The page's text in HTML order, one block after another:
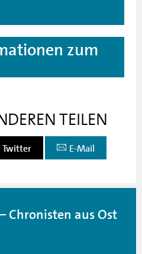
zum
TEILEN
Twitter E-Mail
Chronisten aus Ost